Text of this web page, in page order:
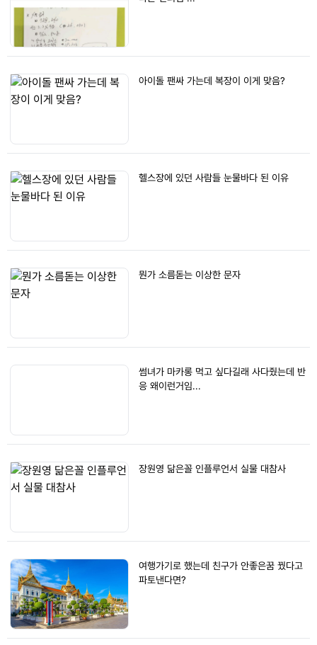
아이돌 팬싸 가는데 복장이 이게 맞음?
헬스장에 있던 사람들 눈물바다 된 이유
뭔가 소름돋는 이상한 문자
썸녀가 마카롱 먹고 싶다길래 사다줬는데 반
응 왜이런거임...
장원영 닮은꼴 인플루언서 실물 대참사
여행가기로 했는데 친구가 안좋은꿈 꿨다고
파토낸다면?